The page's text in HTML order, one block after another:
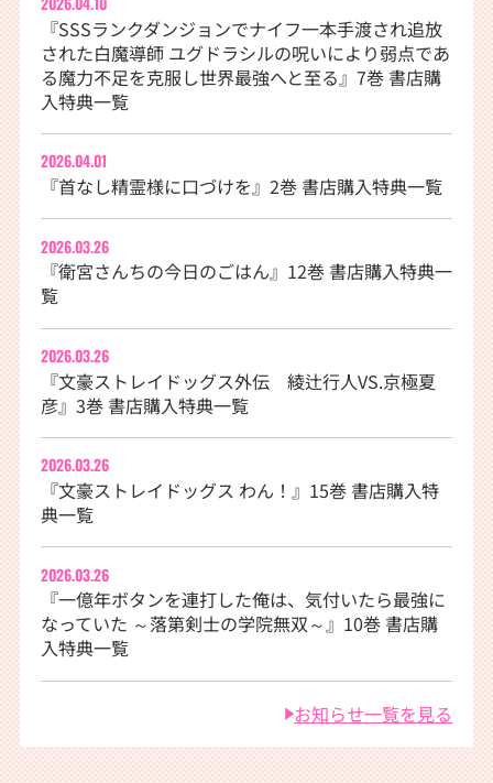
『SSSランクダンジョンでナイフ一本手渡され追放
された白魔導師 ユグドラシルの呪いにより弱点であ
る魔力不足を克服し世界最強へと至る』7巻 書店購
入特典一覧
2026.04.01
『首なし精霊様に口づけを』2巻 書店購入特典一覧
2026.03.26
『衛宮さんちの今日のごはん』12巻 書店購入特典一
覧
2026.03.26
『文豪ストレイドッグス外伝 綾辻行人VS.京極夏
彦』3巻 書店購入特典一覧
2026.03.26
『文豪ストレイドッグス わん！』15巻 書店購入特
典一覧
2026.03.26
『一億年ボタンを連打した俺は、気付いたら最強に
なっていた ～落第剣士の学院無双～』10巻 書店購
入特典一覧
お知らせ一覧を見る